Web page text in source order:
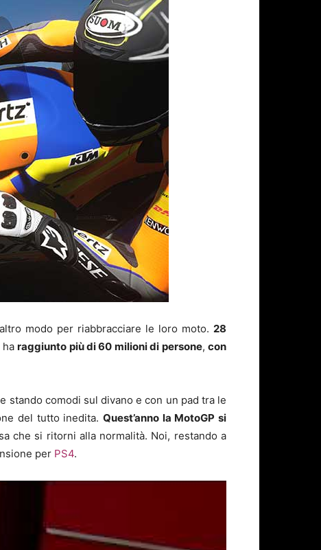
modo per riabbracciare le loro moto. 28
haraggiunto più di 60 milioni di persone,con
comodi sul divano e con un pad tra le
del tutto inedita. Quest’anno la MotoGP si
che si ritorni alla normalità. Noi, restando a
per PS4.